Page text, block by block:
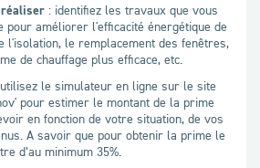
: identifiez les travaux que vous
pour améliorer l'efficacité énergétique de
l'isolation, le remplacement des fenêtres,
de chauffage plus efficace, etc.
le simulateur en ligne sur le site
pour estimer le montant de la prime
en fonction de votre situation, de vos
A savoir que pour obtenir la prime le
d’au minimum 35%.